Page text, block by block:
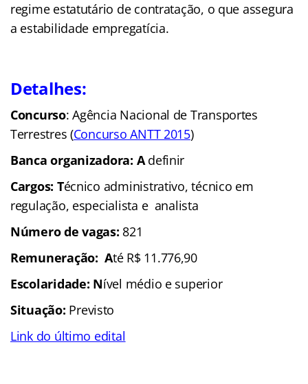
regime estatutário de contratação, o que assegura
a estabilidade empregatícia.
Detalhes:
Concurso: Agência Nacional de Transportes
Terrestres (Concurso ANTT 2015)
Banca organizadora: Adefinir
Cargos: Técnico administrativo, técnico em
regulação, especialista e analista
Número de vagas: 821
Remuneração: Até R$ 11.776,90
Escolaridade: Nível médio e superior
Situação: Previsto
Link do último edital